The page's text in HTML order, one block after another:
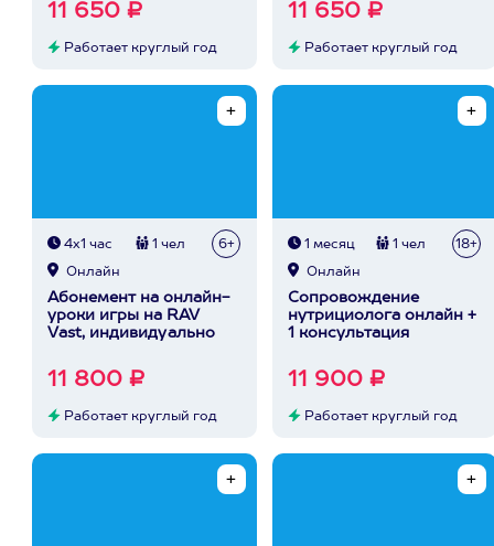
11 650 ₽
Работает круглый год
11 650 ₽
Работает круглый год
4х1 час 1 чел 6+
Онлайн
Абонемент на онлайн-
уроки игры на RAV
Vast, индивидуально
11 800 ₽
Работает круглый год
1 месяц 1 чел 18+
Онлайн
Сопровождение
нутрициолога онлайн +
1 консультация
11 900 ₽
Работает круглый год